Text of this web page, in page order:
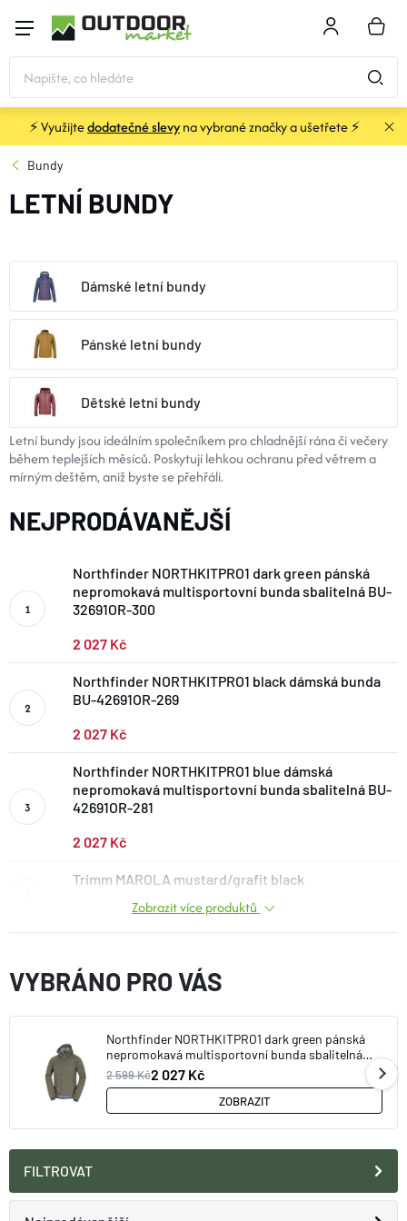
obsah
KOŠÍK
STANY
SPACÁKY
KARIMATKY
OBLEČENÍ
BOTY A PONOŽKY
DOPLŇKY
CYKLISTIKA
Velikosti Kontakty Napište nám
Nákup pro kolektiv
Doprava a platba
Mimosoudní řešení sporů
Obchodní podmínky
Ochrana osobních údajů
Reklamace
Výměna a vrácení
O nás
⚡ Využijtedodatečné slevyna vybrané značky a ušetřete ⚡
Bundy
LETNÍ BUNDY
Dámské letní bundy
Pánské letní bundy
Dětské letní bundy
​Letní bundy jsou ideálním společníkem pro chladnější rána či večery
během teplejších měsíců. Poskytují lehkou ochranu před větrem a
mírným deštěm, aniž byste se přehřáli.
NEJPRODÁVANĚJŠÍ
Northfinder NORTHKITPRO1 dark green pánská
nepromokavá multisportovní bunda sbalitelná BU-
32691OR-300
2 027 Kč
Northfinder NORTHKITPRO1 black dámská bunda
BU-42691OR-269
2 027 Kč
Northfinder NORTHKITPRO1 blue dámská
nepromokavá multisportovní bunda sbalitelná BU-
42691OR-281
2 027 Kč
Trimm MAROLA mustard/grafit black
Zobrazit více produktů
VYBRÁNO PRO VÁS
Northfinder NORTHKITPRO1 dark green pánská
nepromokavá multisportovní bunda sbalitelná
BU-32691OR-300
2 599 Kč2 027 Kč
ZOBRAZIT
FILTROVAT